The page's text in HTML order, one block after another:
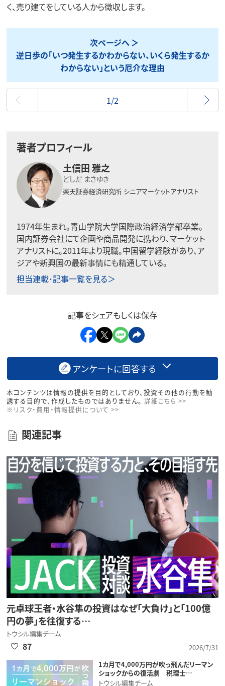
く、売り建てをしている人から徴収します。
次ページへ
逆日歩の「いつ発生するかわからない、いくら発生するか
わからない」という厄介な理由
最初
1/2
著者プロフィール
土信田 雅之
どしだ まさゆき
楽天証券経済研究所 シニアマーケットアナリスト
1974年生まれ。青山学院大学国際政治経済学部卒業。
国内証券会社にて企画や商品開発に携わり、マーケット
アナリストに。2011年より現職。中国留学経験があり、ア
ジアや新興国の最新事情にも精通している。
担当連載･記事一覧を見る＞
記事をシェアもしくは保存
アンケートに回答する
本コンテンツは情報の提供を目的としており、投資その他の行動を勧
誘する目的で、作成したものではありません。 詳細こちら >>
※リスク・費用・情報提供について >>
関連記事
元卓球王者・水谷隼の投資はなぜ「大負け」と「100億
円の夢」を往復する…
トウシル編集チーム
2026/7/31
87
1カ月で4,000万円が吹っ飛んだリーマン
ショックからの復活劇 税理士…
トウシル編集チーム